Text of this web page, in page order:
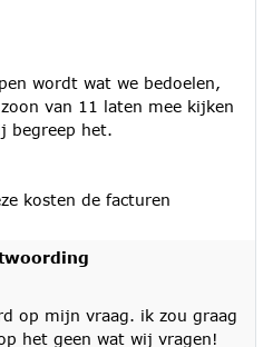
wordt wat we bedoelen,
van 11 laten mee kijken
begreep het.
kosten de facturen
op mijn vraag. ik zou graag
het geen wat wij vragen!